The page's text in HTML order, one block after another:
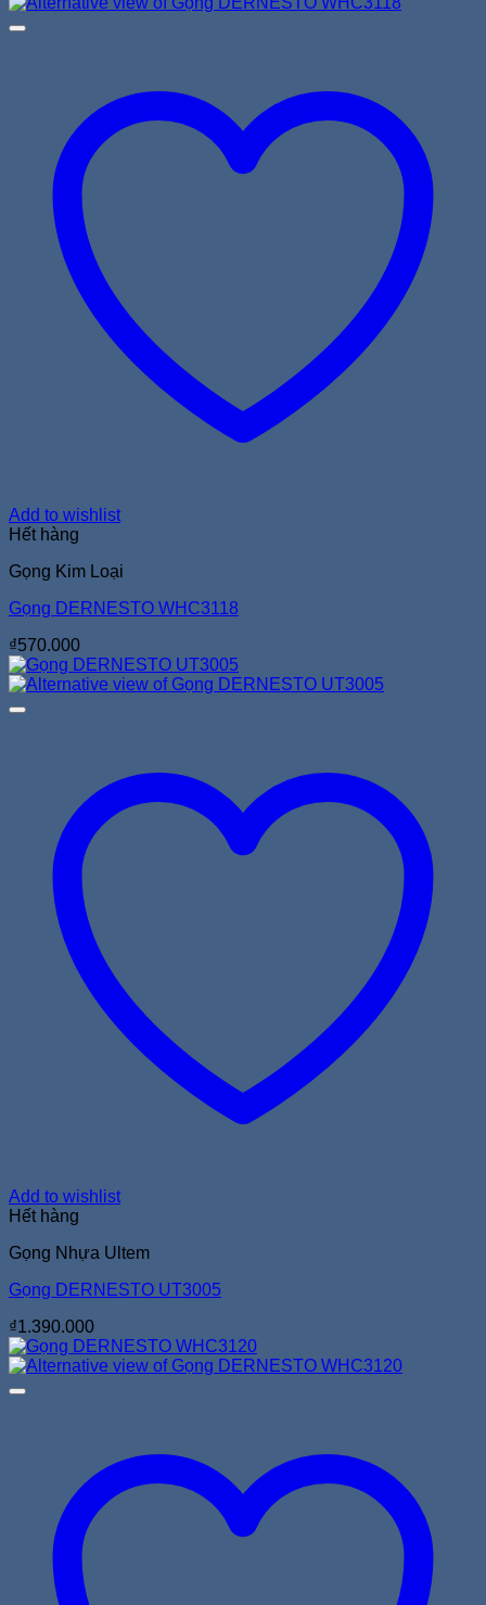
Add to wishlist
Hết hàng
Gọng Kim Loại
Gọng DERNESTO WHC3118
₫570.000
Add to wishlist
Hết hàng
Gọng Nhựa Ultem
Gọng DERNESTO UT3005
₫1.390.000